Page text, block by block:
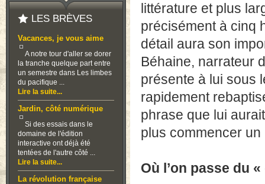
LES BRÈVES
Vacances, je vous aime
A notre tour d'aller se dorer
la tranche quelque part entre
un semestre dans Les limbes
du pacifique ...
Lire la suite...
Jardin, côté numérique
Si des essais dans le
domaine de l'édition
interactive ont déjà été
tentées de l'autre côté ...
Lire la suite...
La révolution française
littérature et plus
précisément à cinq
détail aura son
Béhaine, narrateur
présente à lui sous
rapidement
phrase que lui
plus commencer
Où l’on passe du